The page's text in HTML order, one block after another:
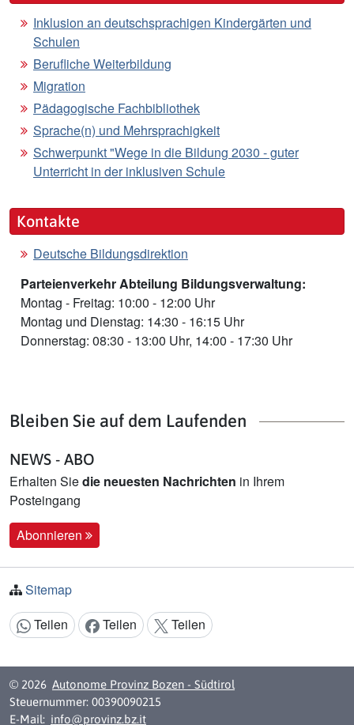
Inklusion an deutschsprachigen Kindergärten und
Schulen
Berufliche Weiterbildung
Migration
Pädagogische Fachbibliothek
Sprache(n) und Mehrsprachigkeit
Schwerpunkt "Wege in die Bildung 2030 - guter
Unterricht in der inklusiven Schule
Kontakte
Deutsche Bildungsdirektion
Parteienverkehr Abteilung Bildungsverwaltung:
Montag - Freitag: 10:00 - 12:00 Uhr
Montag und Dienstag: 14:30 - 16:15 Uhr
Donnerstag: 08:30 - 13:00 Uhr, 14:00 - 17:30 Uhr
Bleiben Sie auf dem Laufenden
NEWS - ABO
Erhalten Siedie neuesten Nachrichten in Ihrem
Posteingang
Abonnieren
Sitemap
Inhalt teilen:
Teilen Teilen Teilen
© 2026 Autonome Provinz Bozen - Südtirol
Steuernummer: 00390090215
E-Mail: info@provinz.bz.it